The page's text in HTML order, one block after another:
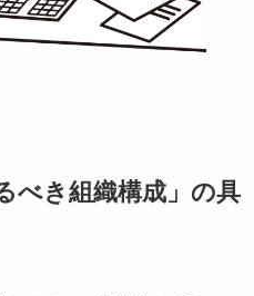
べき組織構成」の具